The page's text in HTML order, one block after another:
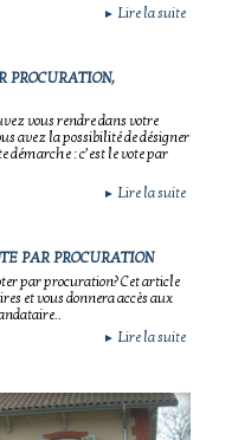
► Lire la suite
PROCURATION,
vous rendre dans votre
avez la possibilité de désigner
: c’est le vote par
► Lire la suite
PAR PROCURATION
par procuration? Cet article
et vous donnera accès aux
► Lire la suite